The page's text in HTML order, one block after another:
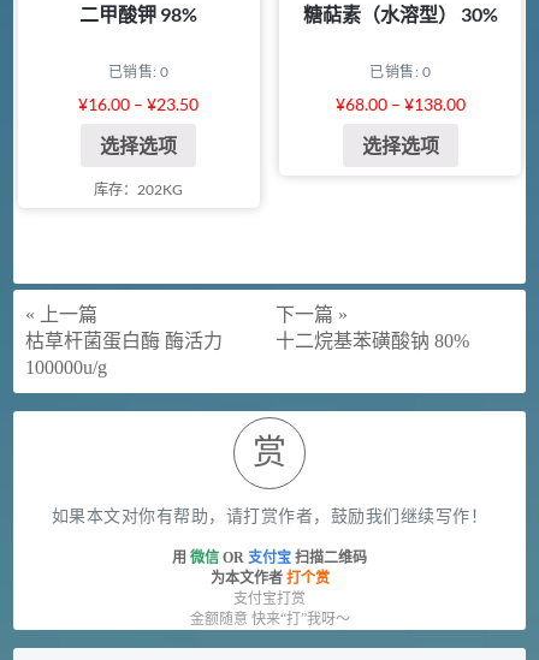
二甲酸钾 98%
已销售: 0
¥16.00 –¥23.50
选择选项
库存：202KG
糖萜素（水溶型） 30%
已销售: 0
¥68.00– ¥138.00
选择选项
« 上一篇
枯草杆菌蛋白酶 酶活力
100000u/g
下一篇 »
十二烷基苯磺酸钠 80%
赏
如果本文对你有帮助，请打赏作者，鼓励我们继续写作！
用 微信 OR 支付宝 扫描二维码
为本文作者 打个赏
支付宝打赏
金额随意 快来“打”我呀～